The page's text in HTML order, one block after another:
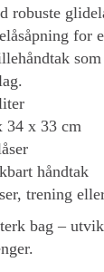
robuste
for
34 x 33 cm
håndtak
trening
bag –